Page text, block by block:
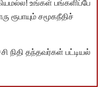
உங்கள் பங்களிப்பே
சமூகநீதிச்
நிதி தந்தவர்கள் பட்டியல்